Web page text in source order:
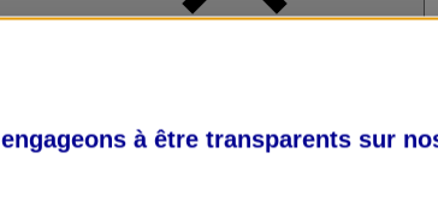
à être transparents sur